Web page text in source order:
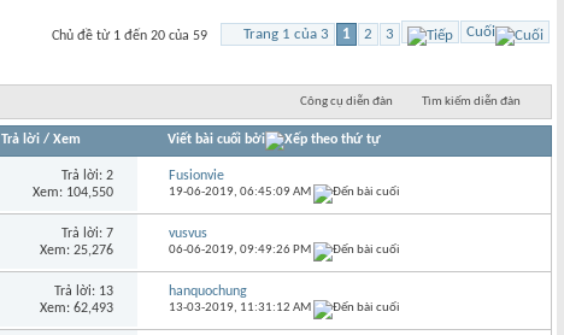
Trang 1 của 3 1 2 3 Cuối
Chủ đề từ 1 đến 20 của 59
Công cụ diễn đàn Tìm kiếm diễn đàn
Trả lời/ Xem Viết bài cuối bởi
Trả lời: 2
Xem: 104,550
Fusionvie
19-06-2019,06:45:09 AM
Trả lời: 7
Xem: 25,276
vusvus
06-06-2019,09:49:26 PM
Trả lời: 13
Xem: 62,493
hanquochung
13-03-2019, 11:31:12 AM